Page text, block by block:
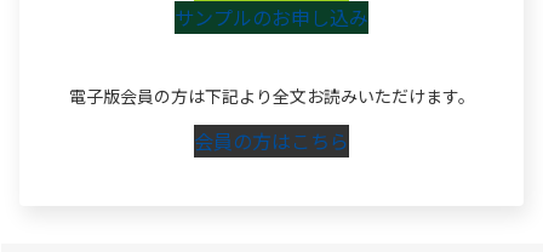
サンプルのお申し込み
電子版会員の方は下記より全文お読みいただけます。
会員の方はこちら